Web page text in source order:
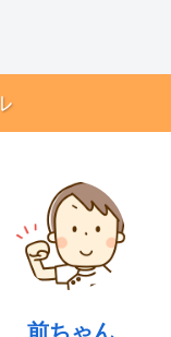
前ちゃん